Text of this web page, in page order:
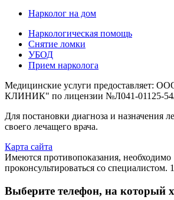
Нарколог на дом
Наркологическая помощь
Снятие ломки
УБОД
Прием нарколога
Медицинские услуги предоставляет:
КЛИНИК" по лицензии №Л041-01125-
Для постановки диагноза и назначения
своего лечащего врача.
Карта сайта
Имеются противопоказания, необходимо
проконсультироваться со специалистом.
Выберите телефон, на который